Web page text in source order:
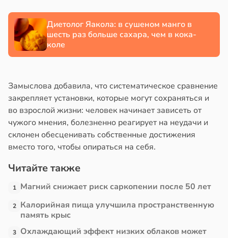
Диетолог Яакола: в сушеном манго в
шесть раз больше сахара, чем в кока-
коле
Замыслова добавила, что систематическое сравнение
закрепляет установки, которые могут сохраняться и
во взрослой жизни: человек начинает зависеть от
чужого мнения, болезненно реагирует на неудачи и
склонен обесценивать собственные достижения
вместо того, чтобы опираться на себя.
Читайте также
1 Магний снижает риск саркопении после 50 лет
2 Калорийная пища улучшила пространственную
память крыс
3 Охлаждающий эффект низких облаков может